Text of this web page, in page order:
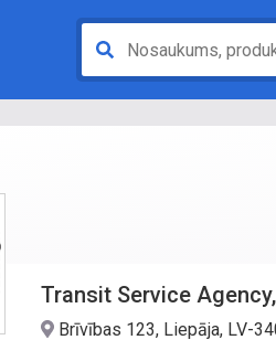
Transit Service
Brīvības 123, Liepāja, LV-